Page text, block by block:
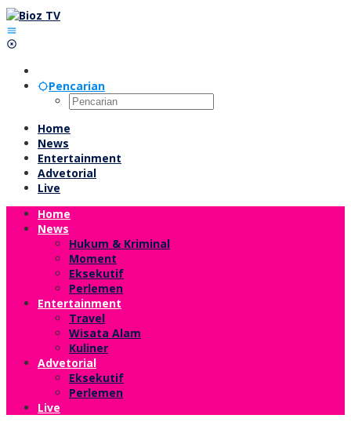
Lewati
ke
konten
Pencarian
Home
News
Entertainment
Advetorial
Live
Home
News
Hukum & Kriminal
Moment
Eksekutif
Perlemen
Entertainment
Travel
Wisata Alam
Kuliner
Advetorial
Eksekutif
Perlemen
Live